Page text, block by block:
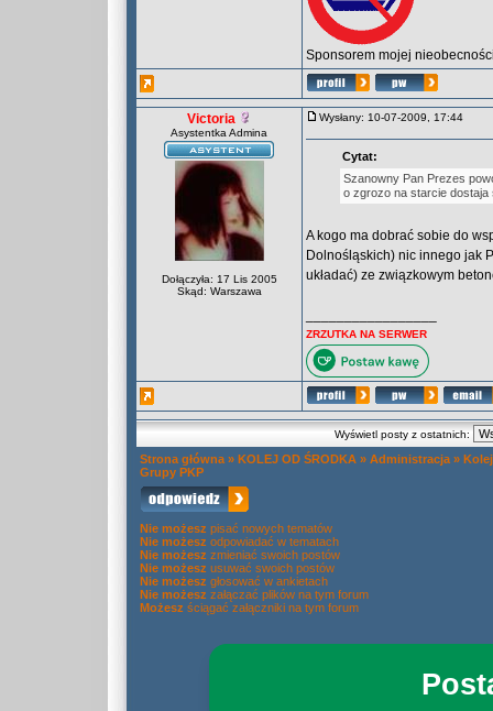
Sponsorem mojej
Victoria
Asystentka Admina
Dołączyła: 17 Lis 2005
Skąd: Warszawa
Wysłany: 10-07-2009, 17:44
Cytat:
Szanowny Pan Prezes
o zgrozo na starcie dostaja
A kogo ma dobrać sobie do
Dolnośląskich) nic innego jak
układać) ze związkowym
ZRZUTKA NA SERWER
Wyświetl posty z ostatnich:
Strona główna » KOLEJ OD ŚRODKA » Administracja »
Grupy PKP
Nie możesz pisać nowych tematów
Nie możesz odpowiadać w tematach
Nie możesz zmieniać swoich postów
Nie możesz usuwać swoich postów
Nie możesz głosować w ankietach
Nie możesz załączać plików na tym forum
Możesz ściągać załączniki na tym forum